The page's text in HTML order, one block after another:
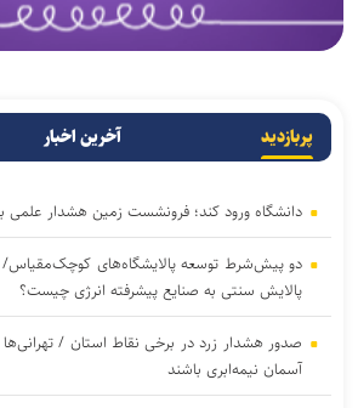
پربازدید آخرین اخبار
دانشگاه ورود کند؛ فرونشست زمین هشدار علمی
دو پیش‌شرط توسعه پالایشگاه‌های کوچک‌مقیاس/
پالایش سنتی به صنایع پیشرفته انرژی چیست؟
صدور هشدار زرد در برخی نقاط استان /
آسمان نیمه‌ابری باشند